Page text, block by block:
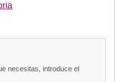
necesitas, introduce el